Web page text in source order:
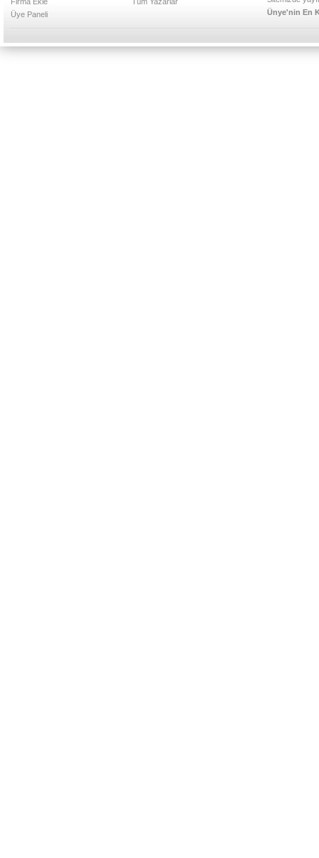
Üye Paneli
Ünye'nin En